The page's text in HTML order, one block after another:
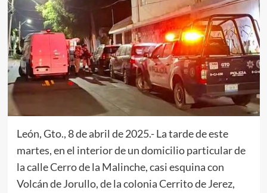
León, Gto., 8 de abril de 2025.- La tarde de este
martes, en el interior de un domicilio particular de
la calle Cerro de la Malinche, casi esquina con
Volcán de Jorullo, de la colonia Cerrito de Jerez,